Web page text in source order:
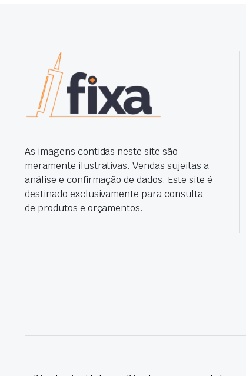
As imagens contidas neste site são
meramente ilustrativas. Vendas sujeitas a
análise e confirmação de dados. Este site é
destinado exclusivamente para consulta
de produtos e orçamentos.